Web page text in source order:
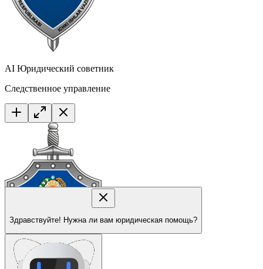
AI Юридический советник
Следственное управление
Здравствуйте! Нужна ли вам юридическая помощь?